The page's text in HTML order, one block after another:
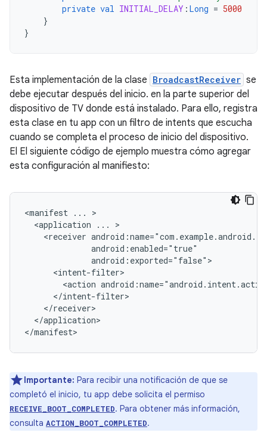
private val INITIAL_DELAY : Long = 5000
}
}
Esta implementación de la clase BroadcastReceiver se
debe ejecutar después del inicio. en la parte superior del
dispositivo de TV donde está instalado. Para ello, registra
esta clase en tu app con un filtro de intents que escucha
cuando se completa el proceso de inicio del dispositivo.
El El siguiente código de ejemplo muestra cómo agregar
esta configuración al manifiesto:
<manifest ...
<application
...
<receiver
<action
</application>
</manifest>
Importante: Para recibir una notificación de que se
completó el inicio, tu app debe solicita el permiso
RECEIVE_BOOT_COMPLETED. Para obtener más información,
consulta ACTION_BOOT_COMPLETED.